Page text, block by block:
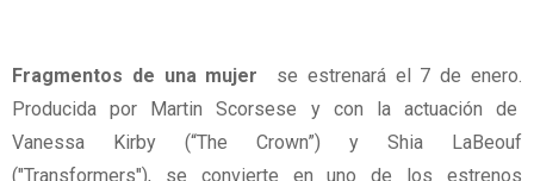
Fragmentos de una mujer se estrenará el 7 de enero.
Producida por Martin Scorsese y con la actuación de
Vanessa Kirby (“The Crown”) y Shia LaBeouf
("Transformers"), se convierte en uno de los estrenos